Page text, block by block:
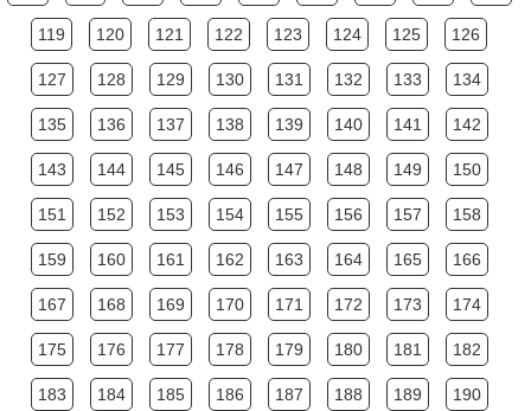
119 120 121 122 123 124 125 126
127 128 129 130 131 132 133 134
135 136 137 138 139 140 141 142
143 144 145 146 147 148 149 150
151 152 153 154 155 156 157 158
159 160 161 162 163 164 165 166
167 168 169 170 171 172 173 174
175 176 177 178 179 180 181 182
183 184 185 186 187 188 189 190